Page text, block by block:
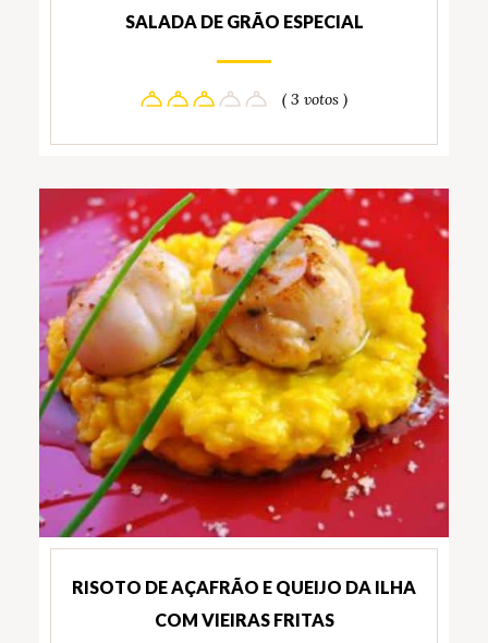
SALADA DE GRÃO ESPECIAL
( 3 votos )
RISOTO DE AÇAFRÃO E QUEIJO DA ILHA
COM VIEIRAS FRITAS